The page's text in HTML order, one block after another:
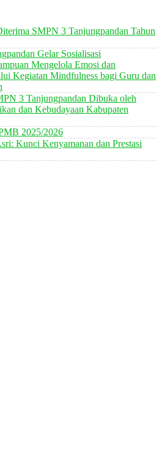
SMPN 3 Tanjungpandan Tahun
Gelar Sosialisasi
Mengelola Emosi dan
Kegiatan Mindfulness bagi Guru dan
3 Tanjungpandan Dibuka oleh
dan Kebudayaan Kabupaten
2025/2026
Kunci Kenyamanan dan Prestasi